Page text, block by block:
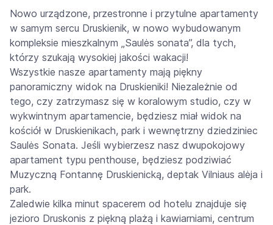
Nowo urządzone, przestronne i przytulne apartamenty
w samym sercu Druskienik, w nowo wybudowanym
kompleksie mieszkalnym „Saulės sonata”, dla tych,
którzy szukają wysokiej jakości wakacji!
Wszystkie nasze apartamenty mają piękny
panoramiczny widok na Druskieniki! Niezależnie od
tego, czy zatrzymasz się w koralowym studio, czy w
wykwintnym apartamencie, będziesz miał widok na
kościół w Druskienikach, park i wewnętrzny dziedziniec
Saulės Sonata. Jeśli wybierzesz nasz dwupokojowy
apartament typu penthouse, będziesz podziwiać
Muzyczną Fontannę Druskienicką, deptak Vilniaus alėja i
park.
Zaledwie kilka minut spacerem od hotelu znajduje się
jezioro Druskonis z piękną plażą i kawiarniami, centrum